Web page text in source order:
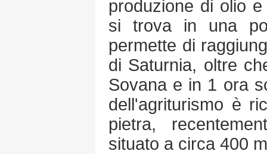
produzione di olio
si trova in una
permette di
di Saturnia, oltre
Sovana e in 1 ora
dell'agriturismo è
pietra,
situato a circa 400